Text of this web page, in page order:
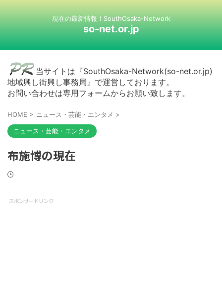
現在の最新情報！SouthOsaka-Network
so-net.or.jp
当サイトは『SouthOsaka-Network(so-net.or.jp)
地域興し街興し事務局』で運営しております。
お問い合わせは専用フォームからお願い致します。
HOME > ニュース・芸能・エンタメ >
ニュース・芸能・エンタメ
布施博の現在